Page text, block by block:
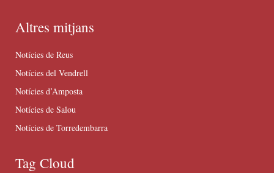
Altres mitjans
Notícies de Reus
Notícies del Vendrell
Notícies d’Amposta
Notícies de Salou
Notícies de Torredembarra
Tag Cloud